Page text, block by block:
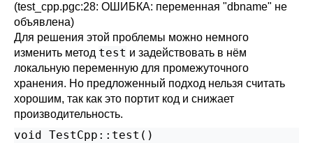
(test_cpp.pgc:28: ОШИБКА: переменная "dbname" не
объявлена)
Для решения этой проблемы можно немного
изменить метод test и задействовать в нём
локальную переменную для промежуточного
хранения. Но предложенный подход нельзя считать
хорошим, так как это портит код и снижает
производительность.
void TestCpp::test()